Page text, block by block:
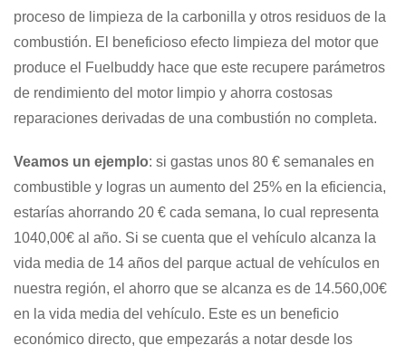
proceso de limpieza de la carbonilla y otros residuos de la
combustión. El beneficioso efecto limpieza del motor que
produce el Fuelbuddy hace que este recupere parámetros
de rendimiento del motor limpio y ahorra costosas
reparaciones derivadas de una combustión no completa.
Veamos un ejemplo: si gastas unos 80 € semanales en
combustible y logras un aumento del 25% en la eficiencia,
estarías ahorrando 20 € cada semana, lo cual representa
1040,00€ al año. Si se cuenta que el vehículo alcanza la
vida media de 14 años del parque actual de vehículos en
nuestra región, el ahorro que se alcanza es de 14.560,00€
en la vida media del vehículo. Este es un beneficio
económico directo, que empezarás a notar desde los